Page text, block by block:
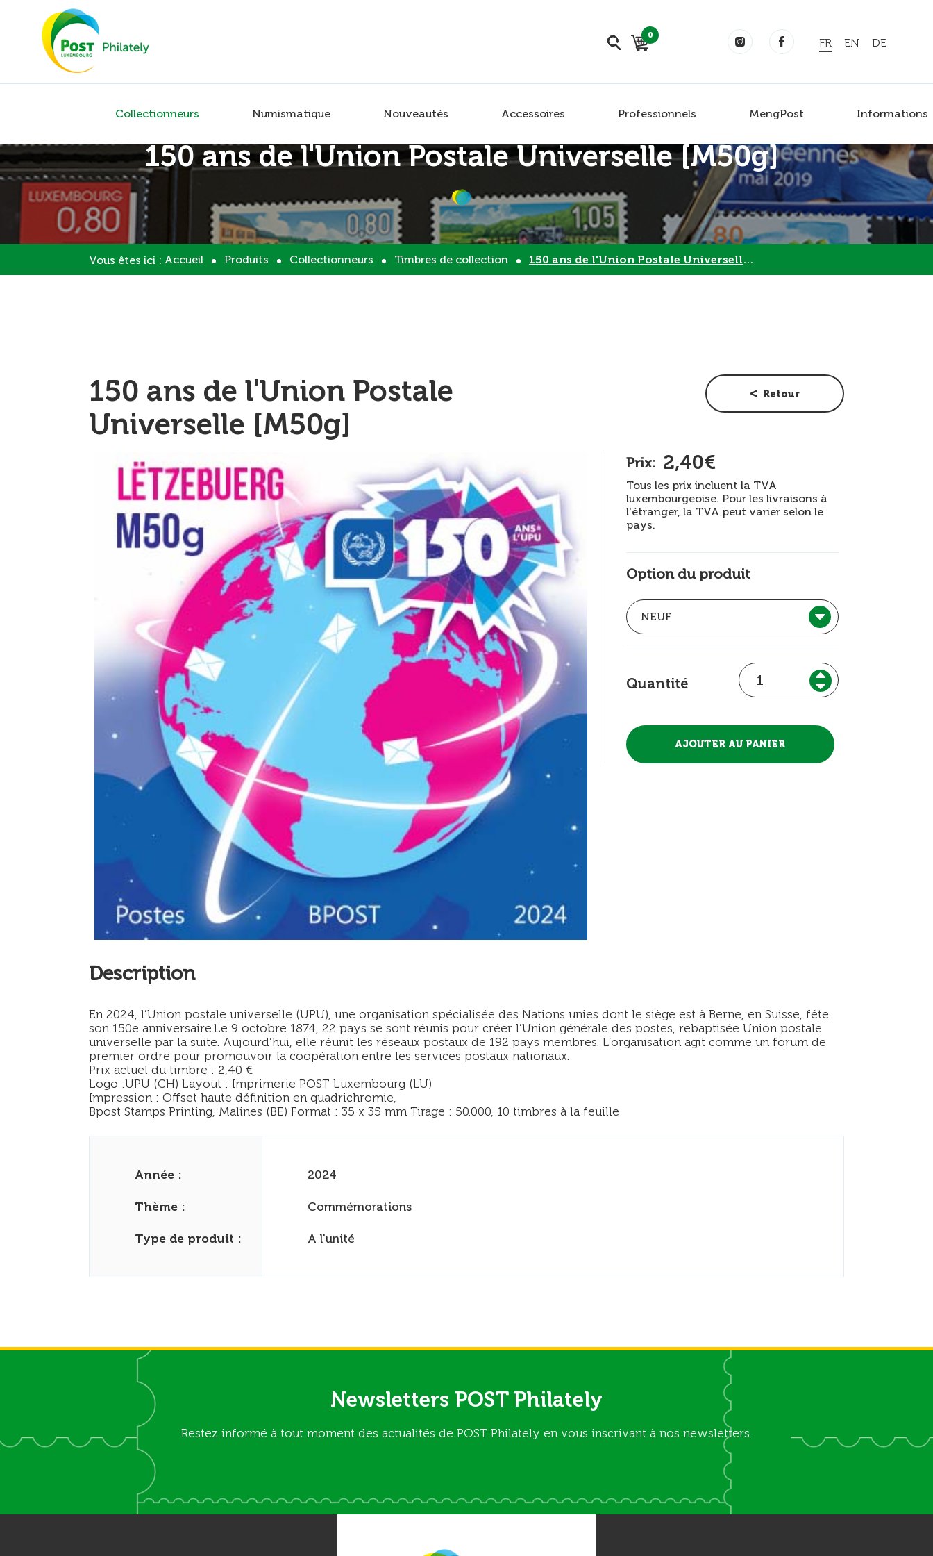
Collectionneurs Numismatique Nouveautés Accessoires Professionnels MengPost Informations
0
FR EN DE
150 ans de l'Union Postale Universelle [M50g]
Vous êtes ici : Accueil Produits Collectionneurs Timbres de collection 150 ans de l'Union Postale Universelle [M50g]
150 ans de l'Union Postale
Universelle [M50g]
Retour
Prix: 2,40€
Tous les prix incluent la TVA
luxembourgeoise. Pour les livraisons à
l'étranger, la TVA peut varier selon le
pays.
Option du produit
Quantité
Description
En 2024, l’Union postale universelle (UPU), une organisation spécialisée des Nations unies dont le siège est à Berne, en Suisse, fête
son 150e anniversaire.Le 9 octobre 1874, 22 pays se sont réunis pour créer l’Union générale des postes, rebaptisée Union postale
universelle par la suite. Aujourd’hui, elle réunit les réseaux postaux de 192 pays membres. L’organisation agit comme un forum de
premier ordre pour promouvoir la coopération entre les services postaux nationaux.
Prix actuel du timbre : 2,40 €
Logo :UPU (CH) Layout : Imprimerie POST Luxembourg (LU)
Impression : Offset haute définition en quadrichromie,
Bpost Stamps Printing, Malines (BE) Format : 35 x 35 mm Tirage : 50.000, 10 timbres à la feuille
Année :
Thème :
Type de produit :
2024
Commémorations
A l'unité
Newsletters POST Philately
Restez informé à tout moment des actualités de POST Philately en vous inscrivant à nos newsletters.